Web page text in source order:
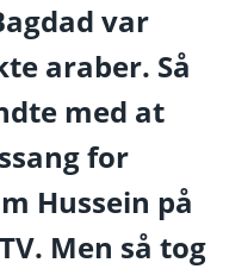
var
araber. Så
med at
for
Hussein på
Men så tog